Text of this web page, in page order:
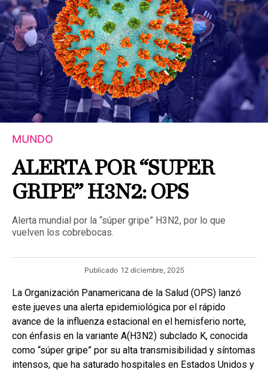
MUNDO
ALERTA POR “SUPER
GRIPE” H3N2: OPS
Alerta mundial por la “súper gripe” H3N2, por lo que
vuelven los cobrebocas.
Publicado 12 diciembre, 2025
La Organización Panamericana de la Salud (OPS) lanzó
este jueves una alerta epidemiológica por el rápido
avance de la influenza estacional en el hemisferio norte,
con énfasis en la variante A(H3N2) subclado K, conocida
como “súper gripe” por su alta transmisibilidad y síntomas
intensos, que ha saturado hospitales en Estados Unidos y